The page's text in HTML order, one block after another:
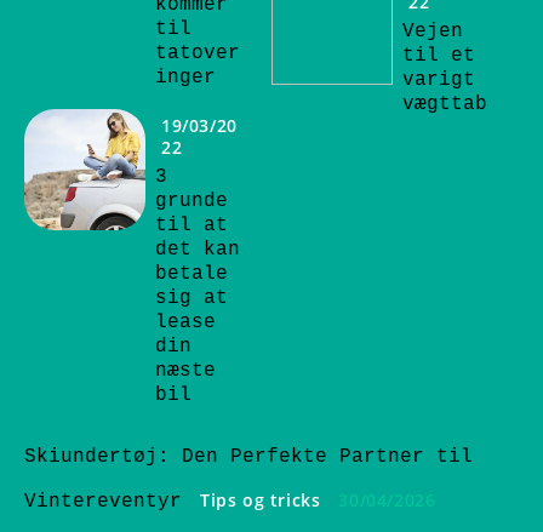
kommer
til
tatover
inger
19/03/20
22
3
grunde
til at
det kan
betale
sig at
lease
din
næste
bil
Vejen
til et
varigt
vægttab
Skiundertøj: Den Perfekte Partner til
Vintereventyr Tips og tricks 30/04/2026